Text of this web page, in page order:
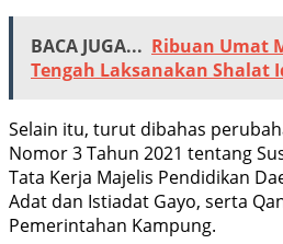
BACA JUGA... Ribuan Umat
Tengah Laksanakan Shalat
Selain itu, turut dibahas
Nomor 3 Tahun 2021 tentang
Tata Kerja Majelis Pendidikan
Adat dan Istiadat Gayo, serta
Pemerintahan Kampung.